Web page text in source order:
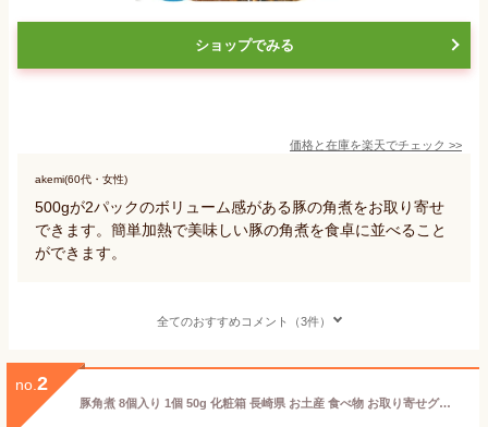
ショップでみる
価格と在庫を楽天でチェック >>
akemi(60代・女性)
500gが2パックのボリューム感がある豚の角煮をお取り寄せ
できます。簡単加熱で美味しい豚の角煮を食卓に並べること
ができます。
全てのおすすめコメント（3件）
no. 2
豚角煮 8個入り 1個 50g 化粧箱 長崎県 お土産 食べ物 お取り寄せグルメ ご当地グルメ 長崎 角煮 豚の角煮 冷凍 セット 豚 レトルト 高級 お惣菜ギフト 高級グルメ 快気祝い 美味しい グルメ 贈り物 贈答用 プレゼント ギフト